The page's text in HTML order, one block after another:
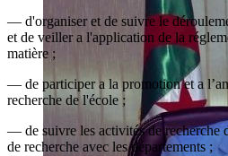
— d'organiser et de suivre le
et de veiller a l'application de la
matière ;
— de participer a la promotion et a
recherche de l'école ;
— de suivre les activités de recherche
de recherche avec les départements ;